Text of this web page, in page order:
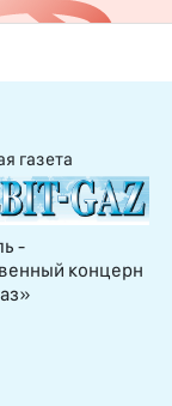
газета
-
концерн